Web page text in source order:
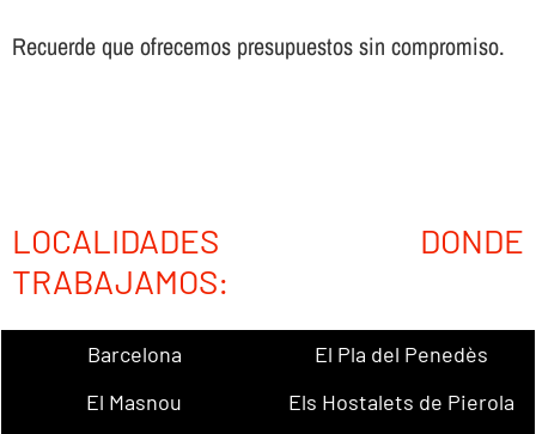
Recuerde que ofrecemos presupuestos sin compromiso.
LOCALIDADES DONDE
TRABAJAMOS:
Barcelona
El Pla del Penedès
El Masnou
Els Hostalets de Pierola